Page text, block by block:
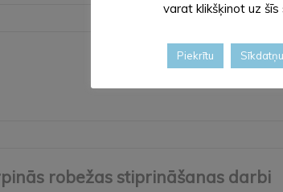
robežas stiprināšanas darbi
varat klikšķinot uz
Piekrītu